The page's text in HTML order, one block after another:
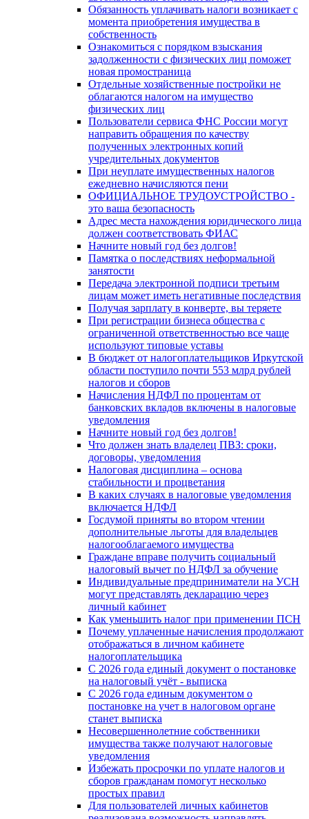
Обязанность уплачивать налоги возникает с
момента приобретения имущества в
собственность
Ознакомиться с порядком взыскания
задолженности с физических лиц поможет
новая промостраница
Отдельные хозяйственные постройки не
облагаются налогом на имущество
физических лиц
Пользователи сервиса ФНС России могут
направить обращения по качеству
полученных электронных копий
учредительных документов
При неуплате имущественных налогов
ежедневно начисляются пени
ОФИЦИАЛЬНОЕ ТРУДОУСТРОЙСТВО -
это ваша безопасность
Адрес места нахождения юридического лица
должен соответствовать ФИАС
Начните новый год без долгов!
Памятка о последствиях неформальной
занятости
Передача электронной подписи третьим
лицам может иметь негативные последствия
Получая зарплату в конверте, вы теряете
При регистрации бизнеса общества с
ограниченной ответственностью все чаще
используют типовые уставы
В бюджет от налогоплательщиков Иркутской
области поступило почти 553 млрд рублей
налогов и сборов
Начисления НДФЛ по процентам от
банковских вкладов включены в налоговые
уведомления
Начните новый год без долгов!
Что должен знать владелец ПВЗ: сроки,
договоры, уведомления
Налоговая дисциплина – основа
стабильности и процветания
В каких случаях в налоговые уведомления
включается НДФЛ
Госдумой приняты во втором чтении
дополнительные льготы для владельцев
налогооблагаемого имущества
Граждане вправе получить социальный
налоговый вычет по НДФЛ за обучение
Индивидуальные предприниматели на УСН
могут представлять декларацию через
личный кабинет
Как уменьшить налог при применении ПСН
Почему уплаченные начисления продолжают
отображаться в личном кабинете
налогоплательщика
С 2026 года единый документ о постановке
на налоговый учёт - выписка
С 2026 года единым документом о
постановке на учет в налоговом органе
станет выписка
Несовершеннолетние собственники
имущества также получают налоговые
уведомления
Избежать просрочки по уплате налогов и
сборов гражданам помогут несколько
простых правил
Для пользователей личных кабинетов